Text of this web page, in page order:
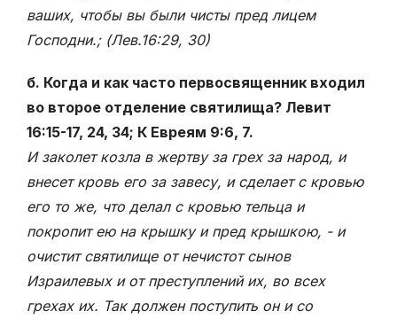
ваших, чтобы вы были чисты пред лицем
Господни.; (Лев.16:29, 30)
б. Когда и как часто первосвященник входил
во второе отделение святилища? Левит
16:15-17, 24, 34; К Евреям 9:6, 7.
И заколет козла в жертву за грех за народ, и
внесет кровь его за завесу, и сделает с кровью
его то же, что делал с кровью тельца и
покропит ею на крышку и пред крышкою, - и
очистит святилище от нечистот сынов
Израилевых и от преступлений их, во всех
грехах их. Так должен поступить он и со